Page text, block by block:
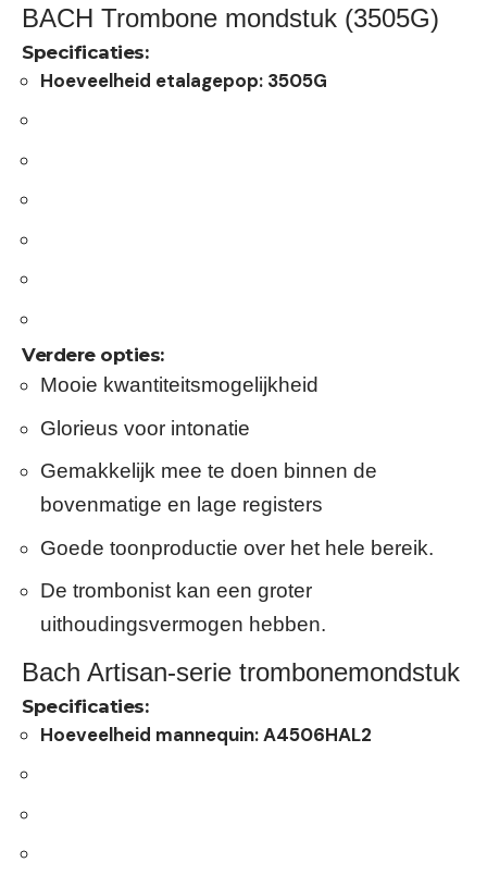
BACH Trombone mondstuk (3505G)
Specificaties:
Hoeveelheid etalagepop: 3505G
Verdere opties:
Mooie kwantiteitsmogelijkheid
Glorieus voor intonatie
Gemakkelijk mee te doen binnen de
bovenmatige en lage registers
Goede toonproductie over het hele bereik.
De trombonist kan een groter
uithoudingsvermogen hebben.
Bach Artisan-serie trombonemondstuk
Specificaties:
Hoeveelheid mannequin:A4506HAL2